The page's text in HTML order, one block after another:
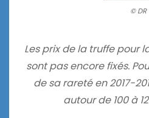
© DR
Les prix de la truffe pour
sont pas encore fixés.
de sa rareté en 2017-
autour de 100 à